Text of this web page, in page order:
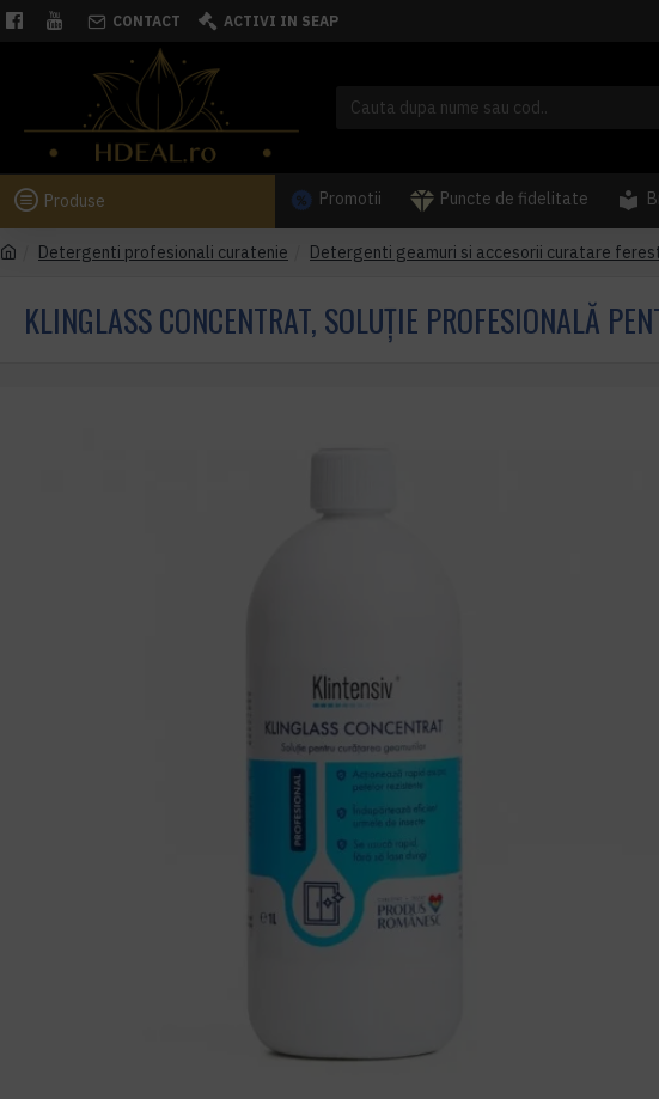
CONTACT ACTIVI IN SEAP
Produse Promotii Puncte de fidelitate
Detergenti profesionali curatenie Detergenti geamuri si accesorii curatare
KLINGLASS CONCENTRAT, SOLUȚIE PROFESIONALĂ